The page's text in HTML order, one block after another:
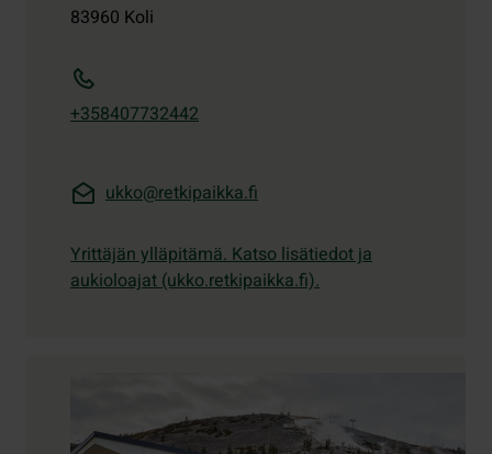
83960 Koli
+358407732442
ukko@retkipaikka.fi
Yrittäjän ylläpitämä. Katso lisätiedot ja
aukioloajat (ukko.retkipaikka.fi).